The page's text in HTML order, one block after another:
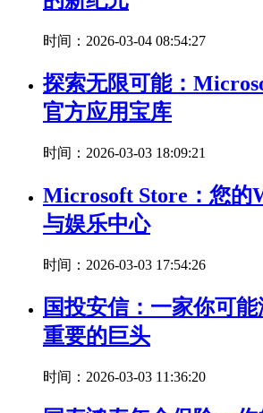
时间：2026-03-04 08:54:27
探索无限可能：
官方应用宝库
时间：2026-03-03 18:09:21
Microsoft Store：您的
与娱乐中心
时间：2026-03-03 17:54:26
国投安信：一家你可
重要的巨头
时间：2026-03-03 11:36:20